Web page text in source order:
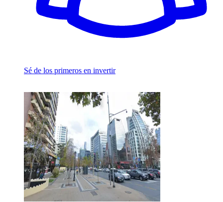
Sé de los primeros en invertir